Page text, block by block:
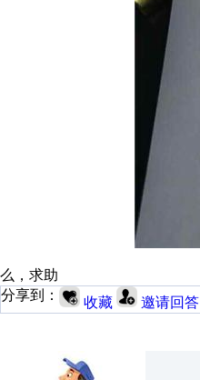
么，求助
分享到：
收藏 邀请回答